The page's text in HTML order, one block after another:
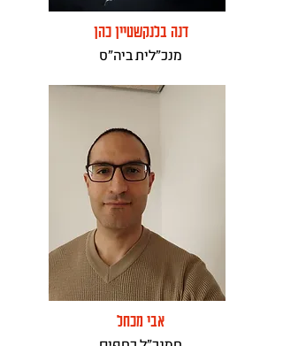
דנה בלנקשטיין כהן
מנכ"לית ביה"ס
אבי מכחל